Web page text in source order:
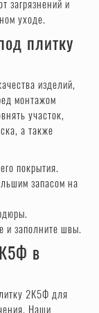
загрязнений и
уходе.
плитку
изделий,
монтажом
участок,
а также
покрытия.
запасом на
и заполните швы.
в
2К5Ф для
Наши